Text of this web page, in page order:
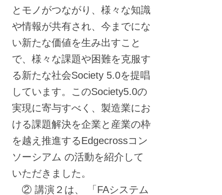
とモノがつながり、様々な知識
や情報が共有され、今までにな
い新たな価値を生み出すこと
で、様々な課題や困難を克服す
る新たな社会Society 5.0を提唱
しています。このSociety5.0の
実現に寄与すべく、製造業にお
ける課題解決を企業と産業の枠
を越え推進するEdgecrossコン
ソーシアム の活動を紹介して
いただきました。
② 講演２は、 「FAシステム